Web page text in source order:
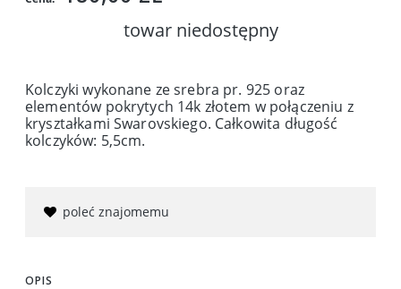
towar niedostępny
Kolczyki wykonane ze srebra pr. 925 oraz
elementów pokrytych 14k złotem w połączeniu z
kryształkami Swarovskiego. Całkowita długość
kolczyków: 5,5cm.
poleć znajomemu
OPIS